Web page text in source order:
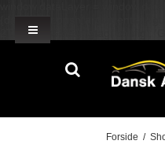
{dataLayer.push(arguments);}
2TH7GD1GME'); gtag('config',
Forside /